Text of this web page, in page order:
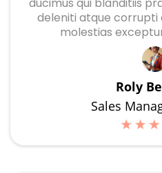
deleniti atque corrupti
molestias
Roly
Sales